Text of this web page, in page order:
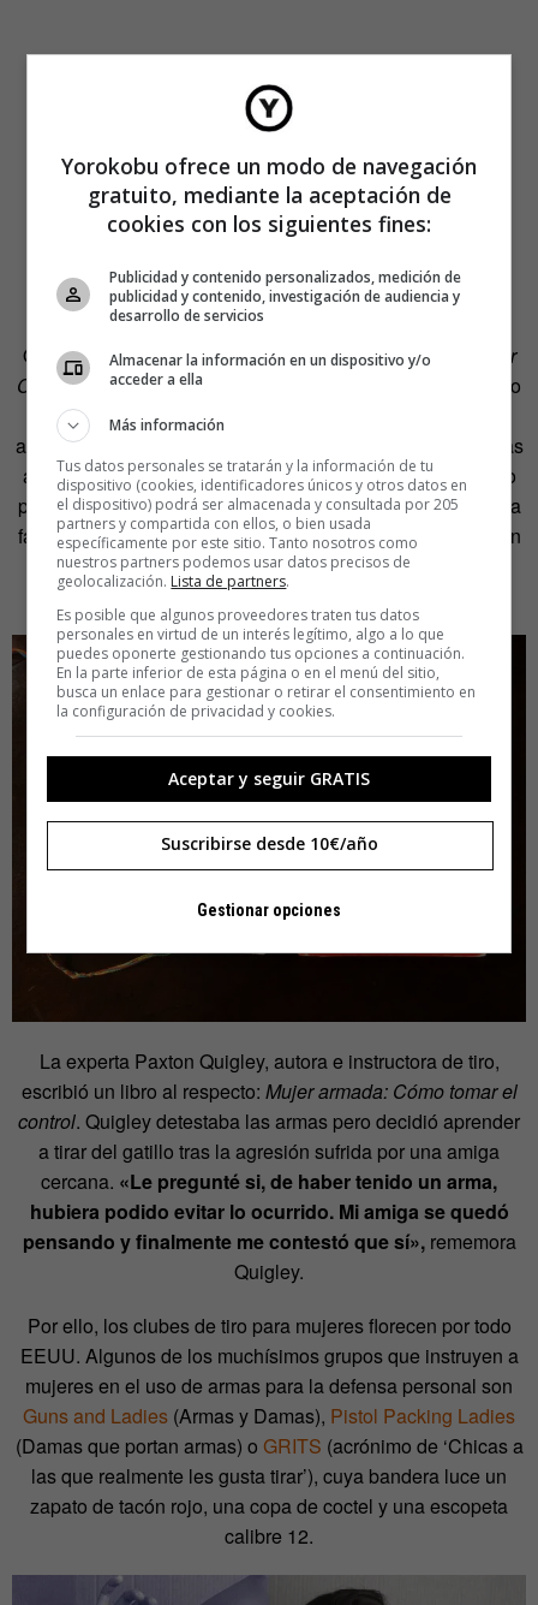
Quien haya visto la película de Michael MooreBowling for
Columbineconoce de sobra su ‘teoría de la paranoia’. Pero
no todos comprenden la relación íntima de muchos
americanos con sus armas. De hecho, los dueños de armas
automáticas, cañones y tanques se reúnen una vez al año
paradisparar a todolo que ven en el horizonte. Parece una
fantasía. Sin embargo, las razones por las que la población
femenina se está armando son reales: los ataques con
violencia.
La experta Paxton Quigley, autora e instructora de tiro,
escribió un libro al respecto: Mujer armada: Cómo tomar el
control. Quigley detestaba las armas pero decidió aprender
a tirar del gatillo tras la agresión sufrida por una amiga
cercana. «Le pregunté si, de haber tenido un arma,
hubiera podido evitar lo ocurrido. Mi amiga se quedó
pensando y finalmente me contestó que sí», rememora
Quigley.
Por ello, los clubes de tiro para mujeres florecen por todo
EEUU. Algunos de los muchísimos grupos que instruyen a
mujeres en el uso de armas para la defensa personal son
Guns and Ladies (Armas y Damas), Pistol Packing Ladies
(Damas que portan armas) o GRITS (acrónimo de ‘Chicas a
las que realmente les gusta tirar’), cuya bandera luce un
zapato de tacón rojo, una copa de coctel y una escopeta
calibre 12.
Yorokobu ofrece un modo de navegación
gratuito, mediante la aceptación de
cookies con los siguientes fines:
Publicidad y contenido personalizados, medición de
publicidad y contenido, investigación de audiencia y
desarrollo de servicios
Almacenar la información en un dispositivo y/o
acceder a ella
Más información
Tus datos personales se tratarán y la información de tu
dispositivo (cookies, identificadores únicos y otros datos en
el dispositivo) podrá ser almacenada y consultada por 205
partners y compartida con ellos, o bien usada
específicamente por este sitio. Tanto nosotros como
nuestros partners podemos usar datos precisos de
geolocalización. Lista de partners.
Es posible que algunos proveedores traten tus datos
personales en virtud de un interés legítimo, algo a lo que
puedes oponerte gestionando tus opciones a continuación.
En la parte inferior de esta página o en el menú del sitio,
busca un enlace para gestionar o retirar el consentimiento en
la configuración de privacidad y cookies.
Aceptar y seguir GRATIS
Suscribirse desde 10€/año
Gestionar opciones